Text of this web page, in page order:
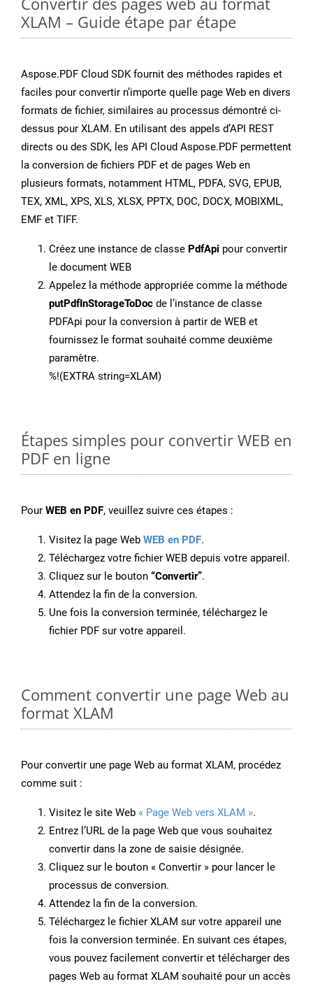
XLAM – Guide étape par étape
Aspose.PDF Cloud SDK fournit des méthodes rapides et
faciles pour convertir n’importe quelle page Web en divers
formats de fichier, similaires au processus démontré ci-
dessus pour XLAM. En utilisant des appels d’API REST
directs ou des SDK, les API Cloud Aspose.PDF permettent
la conversion de fichiers PDF et de pages Web en
plusieurs formats, notamment HTML, PDFA, SVG, EPUB,
TEX, XML, XPS, XLS, XLSX, PPTX, DOC, DOCX, MOBIXML,
EMF et TIFF.
Créez une instance de classe PdfApi pour convertir
le document WEB
Appelez la méthode appropriée comme la méthode
putPdfInStorageToDoc de l’instance de classe
PDFApi pour la conversion à partir de WEB et
fournissez le format souhaité comme deuxième
paramètre.
%!(EXTRA string=XLAM)
Étapes simples pour convertir WEB en
PDF en ligne
Pour WEB en PDF, veuillez suivre ces étapes :
Visitez la page Web WEB en PDF.
Téléchargez votre fichier WEB depuis votre appareil.
Cliquez sur le bouton “Convertir”.
Attendez la fin de la conversion.
Une fois la conversion terminée, téléchargez le
fichier PDF sur votre appareil.
Comment convertir une page Web au
format XLAM
Pour convertir une page Web au format XLAM, procédez
comme suit :
Visitez le site Web « Page Web vers XLAM ».
Entrez l’URL de la page Web que vous souhaitez
convertir dans la zone de saisie désignée.
Cliquez sur le bouton « Convertir » pour lancer le
processus de conversion.
Attendez la fin de la conversion.
Téléchargez le fichier XLAM sur votre appareil une
fois la conversion terminée. En suivant ces étapes,
vous pouvez facilement convertir et télécharger des
pages Web au format XLAM souhaité pour un accès